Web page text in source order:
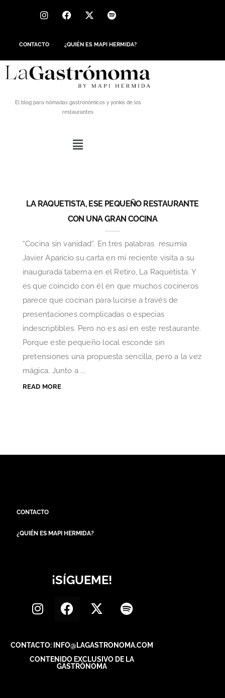
CONTACTO ¿QUIÉN ES MAPI HERMIDA?
El blog para nómadas gastronómicos y yonkis de los
restaurantes
LA RAQUETISTA, ESE PEQUEÑO RESTAURANTE
CON UNA GRAN COCINA
“Cocina sin vanidad“. En tres palabras resumía
Javier Aparicio su carta en mi reciente visita a su
inaugurada taberna en el Retiro, La Raquetista. Y
es que coincido con él en que muchos cocineros
parece que cocinan para lucirse a través de
presentaciones complicadas o especias
indescriptibles. Pero no es así en este restaurante.
Porque este pequeño local esconde sin
pretensiones una propuesta sencilla, pero a la vez
mágica. Junto a ...
READ MORE
CONTACTO
¿QUIÉN ES MAPI HERMIDA?
¡SÍGUEME!
CONTACTO: INFO@LAGASTRONOMA.COM
CONTENIDO EXCLUSIVO DE LA
GASTRÓNOMA